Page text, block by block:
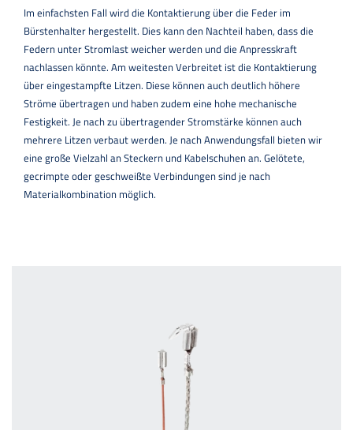
Im einfachsten Fall wird die Kontaktierung über die Feder im
Bürstenhalter hergestellt. Dies kann den Nachteil haben, dass die
Federn unter Stromlast weicher werden und die Anpresskraft
nachlassen könnte. Am weitesten Verbreitet ist die Kontaktierung
über eingestampfte Litzen. Diese können auch deutlich höhere
Ströme übertragen und haben zudem eine hohe mechanische
Festigkeit. Je nach zu übertragender Stromstärke können auch
mehrere Litzen verbaut werden. Je nach Anwendungsfall bieten wir
eine große Vielzahl an Steckern und Kabelschuhen an. Gelötete,
gecrimpte oder geschweißte Verbindungen sind je nach
Materialkombination möglich.